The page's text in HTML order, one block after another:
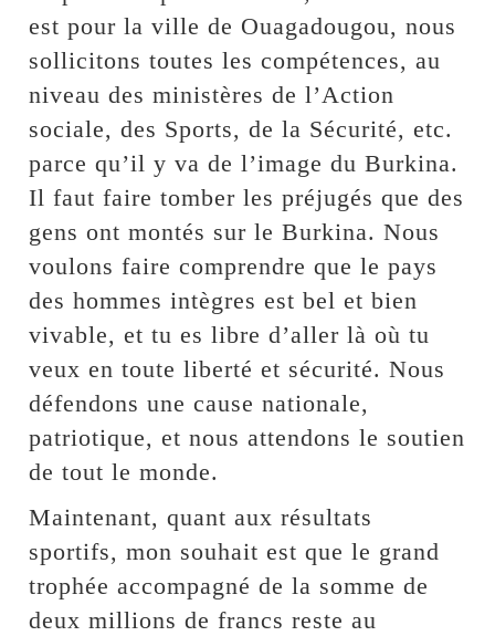
est pour la ville de Ouagadougou, nous
sollicitons toutes les compétences, au
niveau des ministères de l’Action
sociale, des Sports, de la Sécurité, etc.
parce qu’il y va de l’image du Burkina.
Il faut faire tomber les préjugés que des
gens ont montés sur le Burkina. Nous
voulons faire comprendre que le pays
des hommes intègres est bel et bien
vivable, et tu es libre d’aller là où tu
veux en toute liberté et sécurité. Nous
défendons une cause nationale,
patriotique, et nous attendons le soutien
de tout le monde.
Maintenant, quant aux résultats
sportifs, mon souhait est que le grand
trophée accompagné de la somme de
deux millions de francs reste au